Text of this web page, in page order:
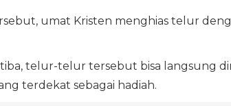
umat Kristen menghias telur
tiba, telur-telur tersebut bisa langsung
terdekat sebagai hadiah.